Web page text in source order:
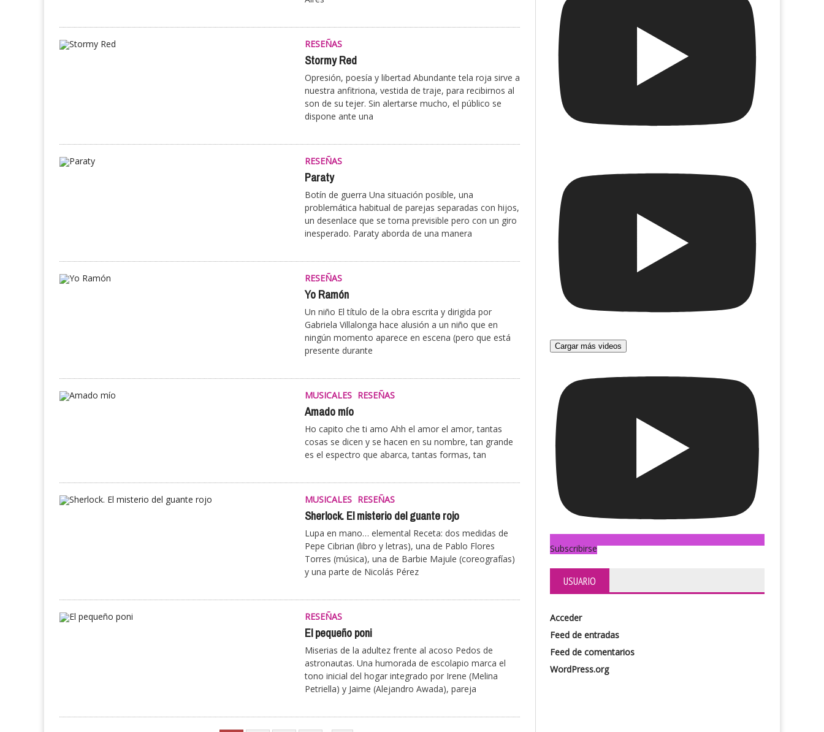
RESEÑAS
Stormy Red
Opresión, poesía y libertad Abundante tela roja sirve a
nuestra anfitriona, vestida de traje, para recibirnos al
son de su tejer. Sin alertarse mucho, el público se
dispone ante una
RESEÑAS
Paraty
Botín de guerra Una situación posible, una
problemática habitual de parejas separadas con hijos,
un desenlace que se torna previsible pero con un giro
inesperado. Paraty aborda de una manera
RESEÑAS
Yo Ramón
Un niño El título de la obra escrita y dirigida por
Gabriela Villalonga hace alusión a un niño que en
ningún momento aparece en escena (pero que está
presente durante
MUSICALES RESEÑAS
Amado mío
Ho capito che ti amo Ahh el amor el amor, tantas
cosas se dicen y se hacen en su nombre, tan grande
es el espectro que abarca, tantas formas, tan
MUSICALES RESEÑAS
Sherlock. El misterio del guante rojo
Lupa en mano… elemental Receta: dos medidas de
Pepe Cibrian (libro y letras), una de Pablo Flores
Torres (música), una de Barbie Majule (coreografías)
y una parte de Nicolás Pérez
RESEÑAS
El pequeño poni
Miserias de la adultez frente al acoso Pedos de
astronautas. Una humorada de escolapio marca el
tono inicial del hogar integrado por Irene (Melina
Petriella) y Jaime (Alejandro Awada), pareja
Cargar más videos
Subscribirse
USUARIO
Acceder
Feed de entradas
Feed de comentarios
WordPress.org